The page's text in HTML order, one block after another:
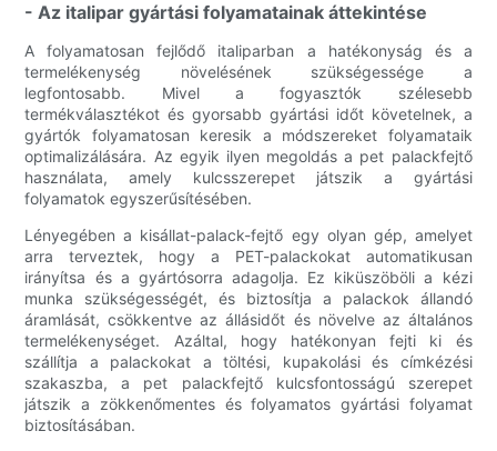
- Az italipar gyártási folyamatainak áttekintése
A folyamatosan fejlődő italiparban a hatékonyság és a
termelékenység növelésének szükségessége a
legfontosabb. Mivel a fogyasztók szélesebb
termékválasztékot és gyorsabb gyártási időt követelnek, a
gyártók folyamatosan keresik a módszereket folyamataik
optimalizálására. Az egyik ilyen megoldás a pet palackfejtő
használata, amely kulcsszerepet játszik a gyártási
folyamatok egyszerűsítésében.
Lényegében a kisállat-palack-fejtő egy olyan gép, amelyet
arra terveztek, hogy a PET-palackokat automatikusan
irányítsa és a gyártósorra adagolja. Ez kiküszöböli a kézi
munka szükségességét, és biztosítja a palackok állandó
áramlását, csökkentve az állásidőt és növelve az általános
termelékenységet. Azáltal, hogy hatékonyan fejti ki és
szállítja a palackokat a töltési, kupakolási és címkézési
szakaszba, a pet palackfejtő kulcsfontosságú szerepet
játszik a zökkenőmentes és folyamatos gyártási folyamat
biztosításában.